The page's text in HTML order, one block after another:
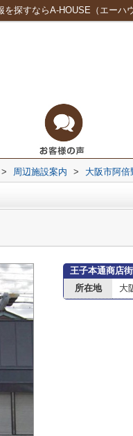
> 周辺施設案内 > 大阪市阿倍
王子本通商店
所在地
大